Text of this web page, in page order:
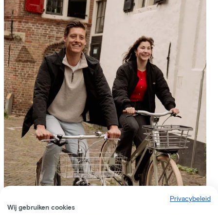
Privacybeleid
Wij gebruiken cookies